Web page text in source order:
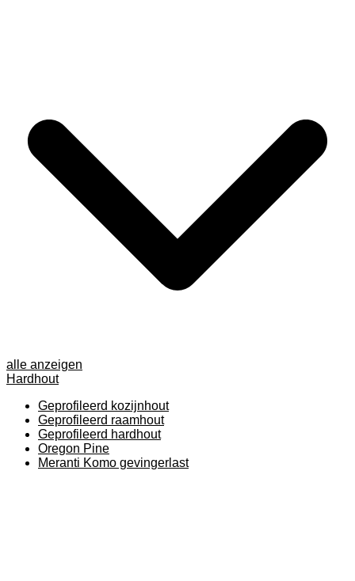
alle anzeigen
Hardhout
Geprofileerd kozijnhout
Geprofileerd raamhout
Geprofileerd hardhout
Oregon Pine
Meranti Komo gevingerlast